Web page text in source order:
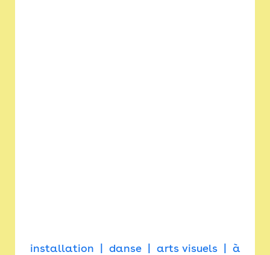
installation danse arts visuels
à